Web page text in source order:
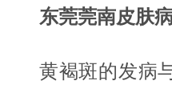
东莞莞南皮肤
黄褐斑的发病